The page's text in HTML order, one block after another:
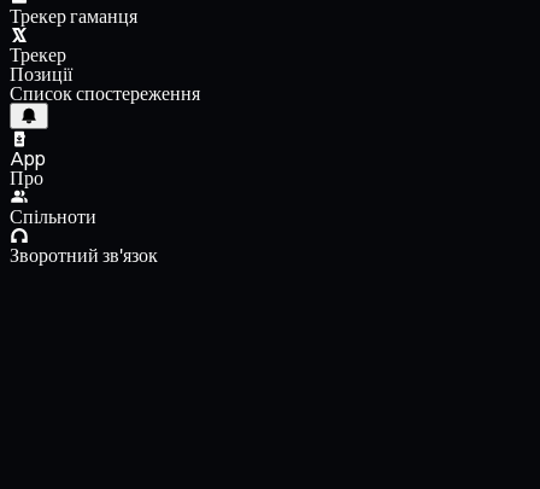
Трекер гаманця
Трекер
Позиції
Список спостереження
App
Про
Спільноти
Зворотний зв'язок